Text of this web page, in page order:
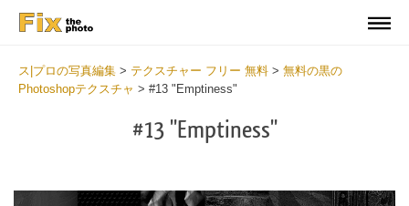
ス|プロの写真編集 > テクスチャー フリー 無料 > 無料の黒の
Photoshopテクスチャ > #13 "Emptiness"
#13 "Emptiness"